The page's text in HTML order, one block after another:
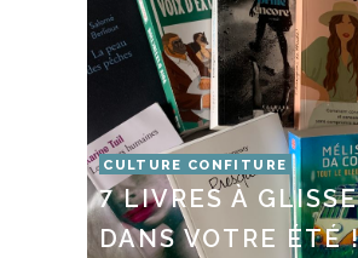
CULTURE CONFITURE
7 LIVRES À
DANS VOTRE ÉTÉ